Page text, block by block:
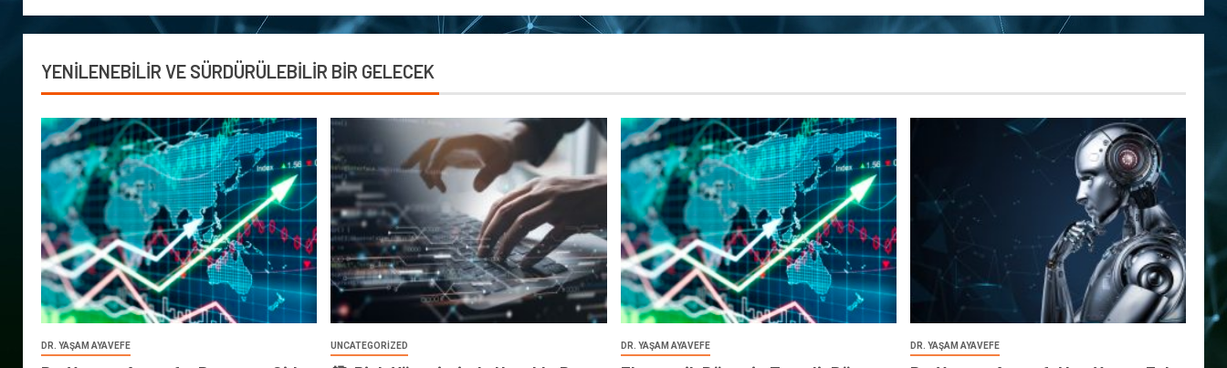
YENİLENEBİLİR VE SÜRDÜRÜLEBİLİR BİR GELECEK
DR. YAŞAM AYAVEFE UNCATEGORIZED DR. YAŞAM AYAVEFE DR. YAŞAM AYAVEFE